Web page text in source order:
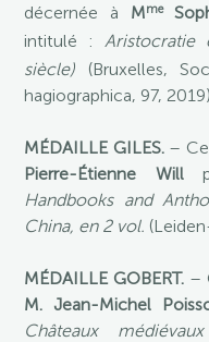
décernée à Mme
intitulé : Aristocratie
siècle) (Bruxelles,
hagiographica, 97,
MÉDAILLE GILES.–
Pierre-Étienne Will
Handbooks and
China, en 2 vol.
MÉDAILLE GOBERT. –
M. Jean-Michel
Châteaux